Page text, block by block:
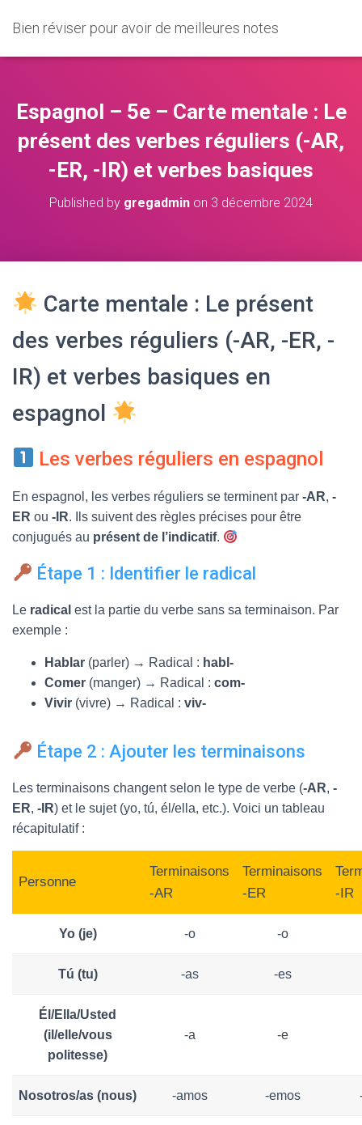
Bien réviser pour avoir de meilleures notes
Espagnol – 5e – Carte mentale : Le
présent des verbes réguliers (-AR,
-ER, -IR) et verbes basiques
Published by gregadmin on 3 décembre 2024
Carte mentale : Le présent
des verbes réguliers (-AR, -ER, -
IR) et verbes basiques en
espagnol
Les verbes réguliers en espagnol
En espagnol, les verbes réguliers se terminent par -AR, -
ER ou -IR. Ils suivent des règles précises pour être
conjugués au présent de l’indicatif.
Étape 1 : Identifier le radical
Le radical est la partie du verbe sans sa terminaison. Par
exemple :
Hablar (parler) → Radical : habl-
Comer (manger) → Radical : com-
Vivir (vivre) → Radical : viv-
Étape 2 : Ajouter les terminaisons
Les terminaisons changent selon le type de verbe (-AR, -
ER, -IR) et le sujet (yo, tú, él/ella, etc.). Voici un tableau
récapitulatif :
Personne
Terminaisons
-AR
Terminaisons
-ER
-IR
Yo (je) -o -o
Tú (tu) -as -es
Él/Ella/Usted
(il/elle/vous
politesse)
-a -e
Nosotros/as (nous) -amos -emos